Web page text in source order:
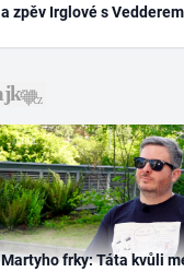
a zpěv Irglové s Vedderem
Martyho frky: Táta kvůli